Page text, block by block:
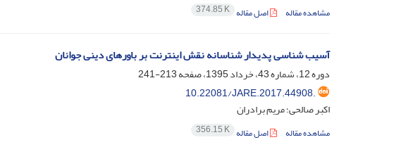
مشاهده مقاله اصل مقاله 374.85 K
آسیب شناسی پدیدار شناسانه نقش اینترنت بر باورهای دینی جوانان
دوره 12، شماره 43، خرداد 1395، صفحه
213-241
10.22081/JARE.2017.44908.
اکبر صالحی؛ مریم برادران
مشاهده مقاله اصل مقاله 356.15 K